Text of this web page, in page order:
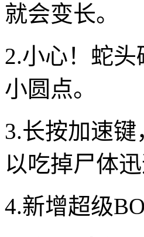
就会变长。
2.小心！蛇
小圆点。
3.长按加速
以吃掉尸体迅
4.新增超级